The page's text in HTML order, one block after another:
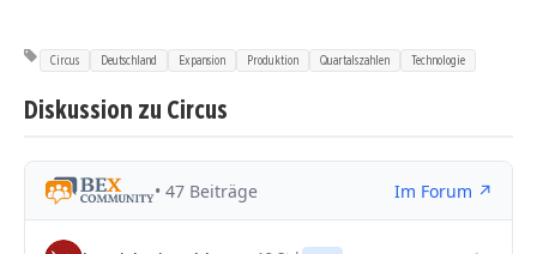
Circus Deutschland Expansion Produktion Quartalszahlen Technologie
Diskussion zu Circus